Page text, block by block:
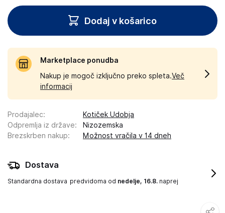
Dodaj v košarico
Marketplace ponudba
Nakup je mogoč izključno preko spleta.Več
informacij
Prodajalec:
Kotiček Udobja
Odpremlja iz države:
Nizozemska
Brezskrben nakup: Možnost vračila v 14 dneh
Dostava
Standardna dostava predvidoma od nedelje, 16.8. naprej